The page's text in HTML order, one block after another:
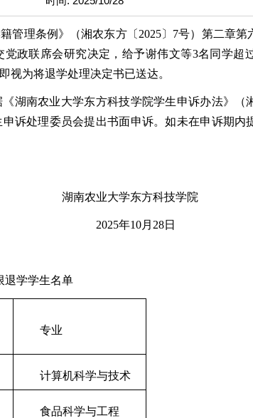
管理条例》（湘农东方〔 2025〕7号） 第二章第
政联席会研究决定，给予谢伟文等3名同学超
视为将退学处理决定书已送达。
湖南农业大学东方科技学院学生申诉办法》（
申诉处理委员会提出书面申诉。如未在申诉期内
农业大学东方科技学院
月28日
退学学生名单
专业
计算机科学与技术
食品科学与工程